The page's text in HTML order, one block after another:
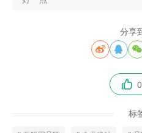
分享
  

标